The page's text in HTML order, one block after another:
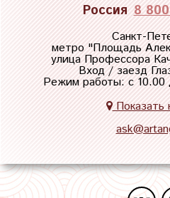
Россия 8
Санкт-
метро "Площадь
улица Профессора
Вход / заезд
Режим работы: с 10.00
Показать